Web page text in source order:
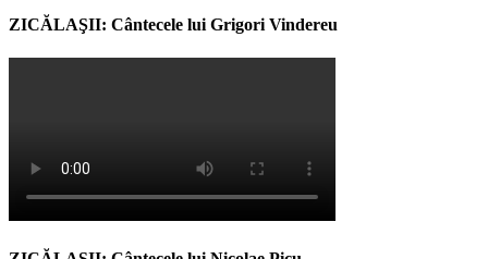
ZICĂLAŞII: Cântecele lui Grigori Vindereu